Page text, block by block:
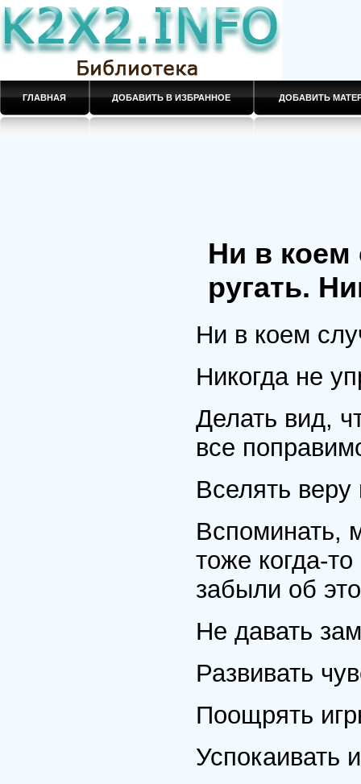
ГЛАВНАЯ ДОБАВИТЬ В ИЗБРАННОЕ ДОБАВИТЬ
Ни в коем
ругать.
Ни в коем
Никогда не
Делать вид,
все
Вселять веру
Вспоминать,
тоже когда-
забыли об
Не давать
Развивать
Поощрять
Успокаивать